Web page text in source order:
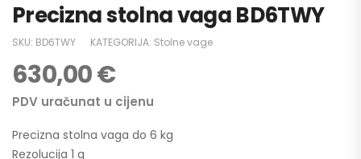
Precizna stolna vaga BD6TWY
SKU: BD6TWY KATEGORIJA: Stolne vage
630,00€
PDV uračunat u cijenu
Precizna stolna vaga do 6 kg
Rezolucija 1 g